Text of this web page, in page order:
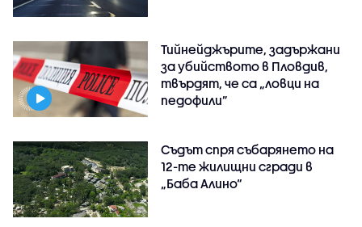
Тийнейджърите, задържани
за убийството в Пловдив,
твърдят, че са „ловци на
педофили”
Съдът спря събарянето на
12-те жилищни сгради в
„Баба Алино“